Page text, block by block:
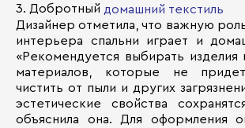
3. Добротный домашний текстиль
Дизайнер отметила, что важную
интерьера спальни играет и
«Рекомендуется выбирать изделия
материалов, которые не
чистить от пыли и других
эстетические свойства
объяснила она. Для оформления